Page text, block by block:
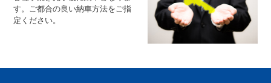
す。ご都合の良い納車方法をご指
定ください。